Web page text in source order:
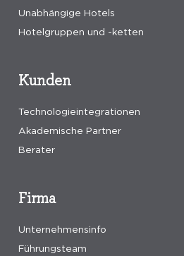
Unabhängige Hotels
Hotelgruppen und -ketten
Firma
Unternehmensinfo
Führungsteam
Kunden
Technologieintegrationen
Akademische Partner
Berater